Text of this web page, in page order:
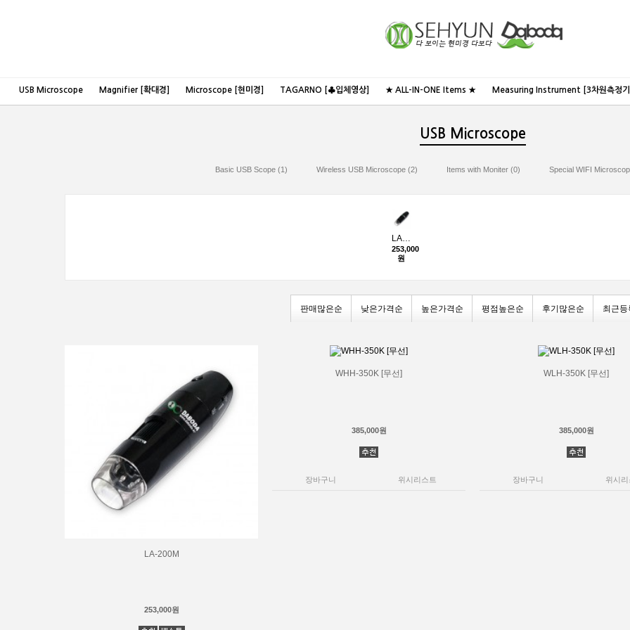
USB Microscope Magnifier [확대경] Microscope [현미경] TAGARNO [♣입체영상] ★ ALL-IN-ONE Items ★ Measuring Instrument [3차원측정
USB Microscope
Basic USB Scope (1) Wireless USB Microscope (2) Items with Moniter (0) Special WIFI
253,000
원
판매많은순 낮은가격순 높은가격순 평점높은순 후기많은순 최근등
LA-200M
253,000원
WHH-350K [무선]
385,000원
장바구니 위시리스트
WLH-350K [무선]
385,000원
장바구니 위시